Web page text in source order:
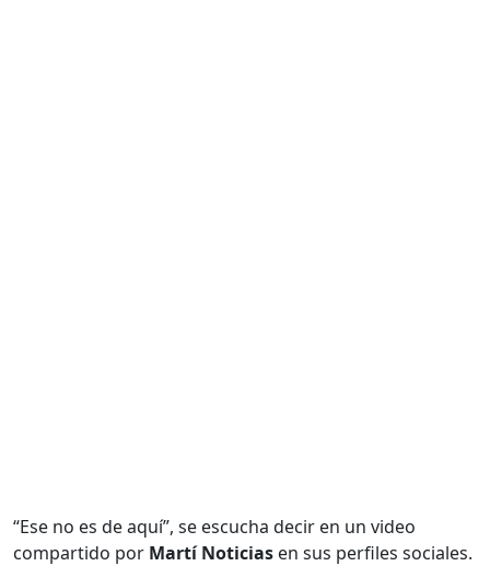
“Ese no es de aquí”, se escucha decir en un video
compartido por Martí Noticias en sus perfiles sociales.